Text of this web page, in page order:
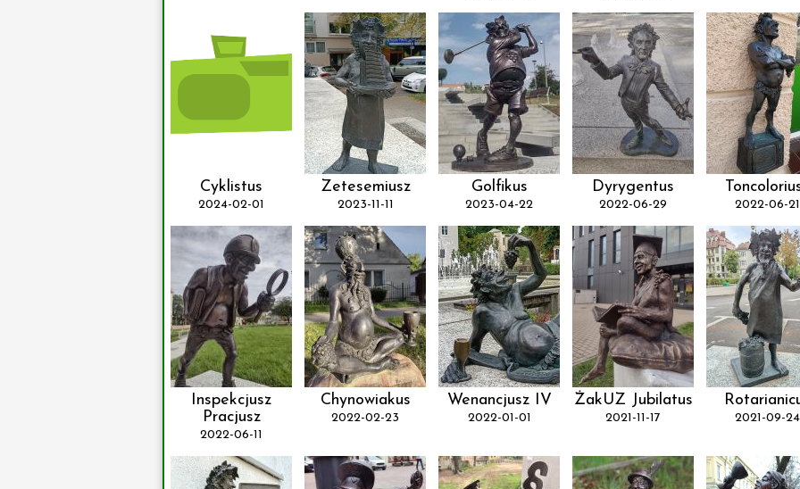
Cyklistus
2024-02-01
Zetesemiusz
2023-11-11
Golfikus
2023-04-22
Dyrygentus
2022-06-29 2022-06-21
Inspekcjusz
Pracjusz
2022-06-11
Chynowiakus
2022-02-23
Wenancjusz IV
2022-01-01
ŻakUZ Jubilatus
2021-11-17 2021-09-24